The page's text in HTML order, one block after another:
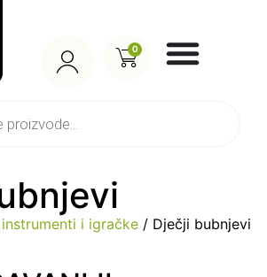
0
i igračke / Dječji bubnjevi